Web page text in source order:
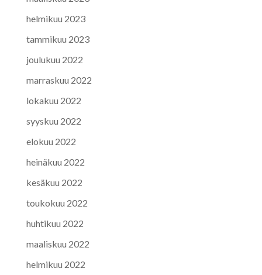
helmikuu 2023
tammikuu 2023
joulukuu 2022
marraskuu 2022
lokakuu 2022
syyskuu 2022
elokuu 2022
heinäkuu 2022
kesäkuu 2022
toukokuu 2022
huhtikuu 2022
maaliskuu 2022
helmikuu 2022